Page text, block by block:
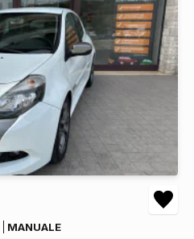
MANUALE